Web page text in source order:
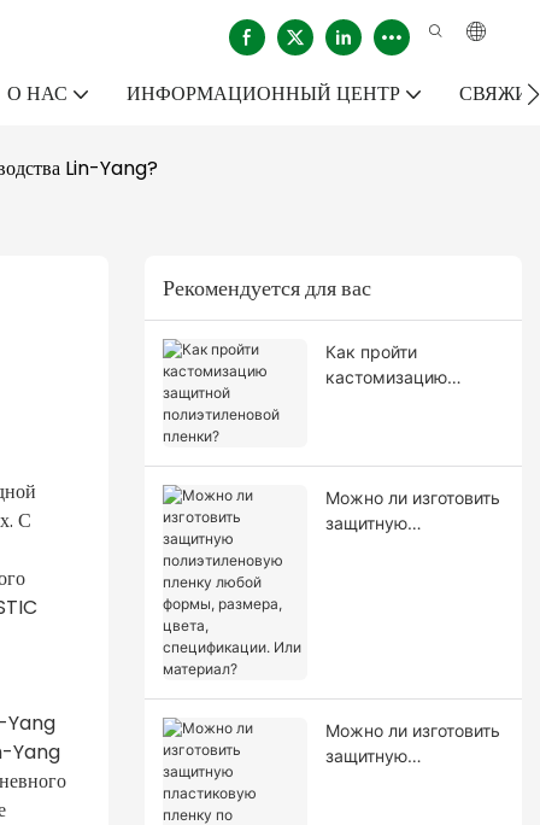
О НАС ИНФОРМАЦИОННЫЙ ЦЕНТР
Lin-Yang?
С
Yang
Yang
Рекомендуется для вас
Как пройти
кастомизацию
Можно ли изготовить
защитную
Можно ли изготовить
защитную